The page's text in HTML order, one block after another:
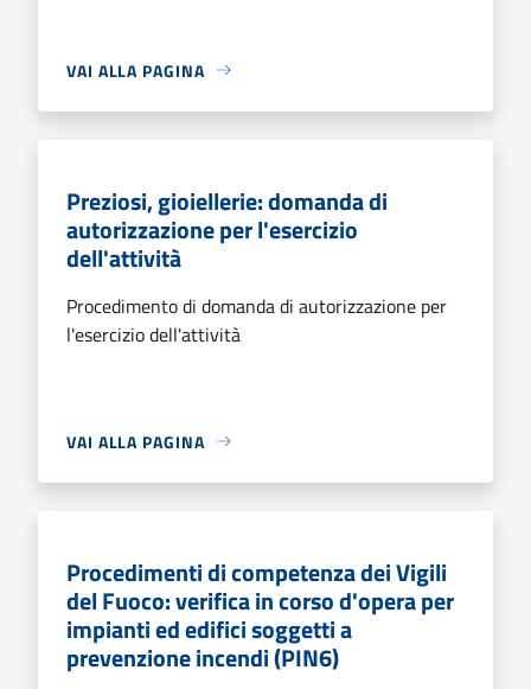
VAI ALLA PAGINA
Preziosi, gioiellerie: domanda di
autorizzazione per l'esercizio
dell'attività
Procedimento di domanda di autorizzazione per
l'esercizio dell'attività
VAI ALLA PAGINA
Procedimenti di competenza dei Vigili
del Fuoco: verifica in corso d'opera per
impianti ed edifici soggetti a
prevenzione incendi (PIN6)